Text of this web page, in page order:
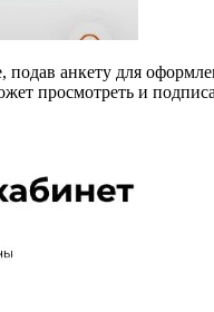
подав анкету для
просмотреть и